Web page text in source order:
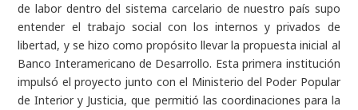
de labor dentro del sistema carcelario de nuestro país supo
entender el trabajo social con los internos y privados de
libertad, y se hizo como propósito llevar la propuesta inicial al
Banco Interamericano de Desarrollo. Esta primera institución
impulsó el proyecto junto con el Ministerio del Poder Popular
de Interior y Justicia, que permitió las coordinaciones para la